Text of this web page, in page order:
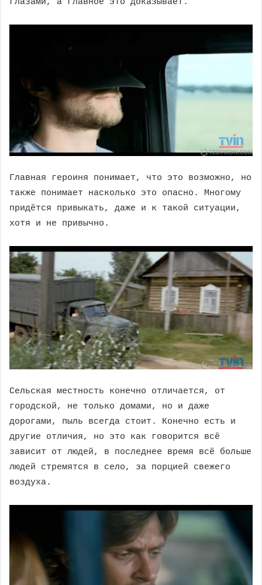
Главная героиня понимает, что это возможно, но
также понимает насколько это опасно. Многому
придётся привыкать, даже и к такой ситуации,
хотя и не привычно.
Сельская местность конечно отличается, от
городской, не только домами, но и даже
дорогами, пыль всегда стоит. Конечно есть и
другие отличия, но это как говорится всё
зависит от людей, в последнее время всё больше
людей стремятся в село, за порцией свежего
воздуха.